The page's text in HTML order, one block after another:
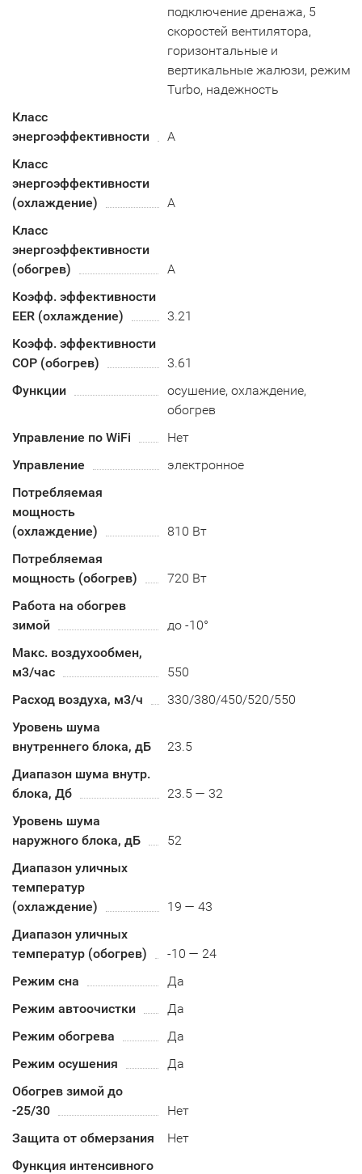
подключение дренажа, 5
скоростей вентилятора,
горизонтальные и
вертикальные жалюзи, режим
Turbo, надежность
Класс
энергоэффективности
A
Класс
энергоэффективности
(охлаждение)
А
Класс
энергоэффективности
(обогрев)
A
Коэфф. эффективности
EER (охлаждение)
3.21
Коэфф. эффективности
COP (обогрев)
3.61
Функции
осушение, охлаждение,
обогрев
Управление по WiFi
Нет
Управление
электронное
Потребляемая
мощность
(охлаждение)
810 Вт
Потребляемая
мощность (обогрев)
720 Вт
Работа на обогрев
зимой
до -10°
Макс. воздухообмен,
м3/час
550
Расход воздуха, м3/ч
330/380/450/520/550
Уровень шума
внутреннего блока, дБ
23.5
Диапазон шума внутр.
блока, Дб
23.5 — 32
Уровень шума
наружного блока, дБ
52
Диапазон уличных
температур
(охлаждение)
19 — 43
Диапазон уличных
температур (обогрев)
-10 — 24
Режим сна
Да
Режим автоочистки
Да
Режим обогрева
Да
Режим осушения
Да
Обогрев зимой до
-25/30
Нет
Защита от обмерзания
Нет
Функция интенсивного